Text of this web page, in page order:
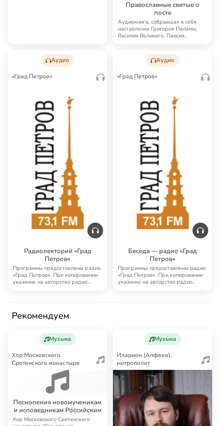
Православные святые о
посте
Аудиокнига, собравшая в себя
наставления Григория Паламы,
Василия Великого, Паисия
Аудио
«Град Петров»
Радиолекторий «Град
Петров»
Программы предоставлены радио
«Град Петров». При копировании
указание на авторство радио
Аудио
«Град Петров»
Беседа — радио «Град
Петров»
Программы предоставлены радио
«Град Петров». При копировании
указание на авторство радио
Рекомендуем
Музыка
Хор Московского
Сретенского монастыря
Песнопения новомученикам
и исповедникам Российским
Хор Московского Сретенского
Музыка
Иларион (Алфеев),
митрополит